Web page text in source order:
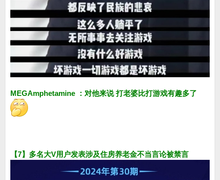
MEGAmphetamine ：对他来说 打老婆比打游戏有趣多了
【7】多名大V用户发表涉及住房养老金不当言论被禁言